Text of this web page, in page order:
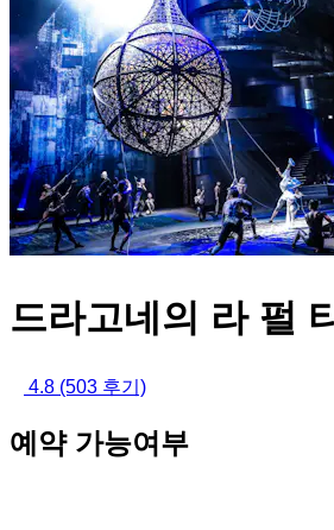
드라고네의 라 펄
4.8 (503 후기)
예약 가능여부